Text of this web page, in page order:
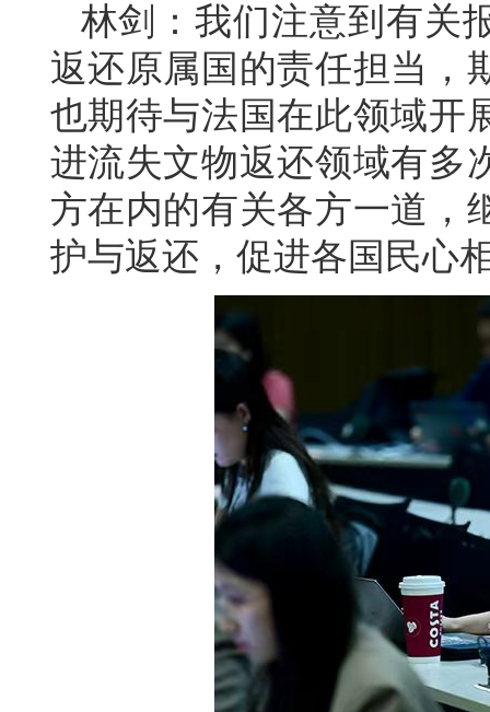
林剑：我们注意到有关
返还原属国的责任担当，
也期待与法国在此领域开
进流失文物返还领域有多
方在内的有关各方一道，
护与返还，促进各国民心